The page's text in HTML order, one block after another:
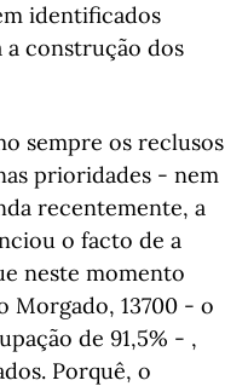
identificados
a construção dos
sempre os reclusos
prioridades - nem
recentemente, a
o facto de a
neste momento
Morgado, 13700 - o
de 91,5% - ,
Porquê, o